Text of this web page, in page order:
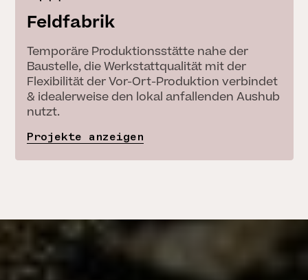
Feldfabrik
Temporäre Produktionsstätte nahe der
Baustelle, die Werkstattqualität mit der
Flexibilität der Vor-Ort-Produktion verbindet
& idealerweise den lokal anfallenden Aushub
nutzt.
Projekte anzeigen